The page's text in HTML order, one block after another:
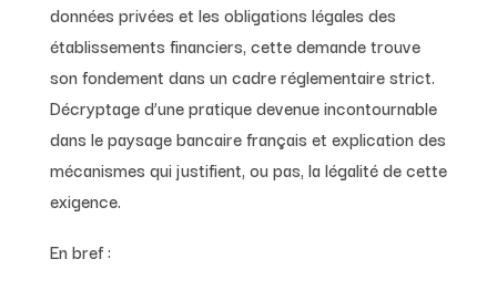
données privées et les obligations légales des
établissements financiers, cette demande trouve
son fondement dans un cadre réglementaire strict.
Décryptage d’une pratique devenue incontournable
dans le paysage bancaire français et explication des
mécanismes qui justifient, ou pas, la légalité de cette
exigence.
En bref :